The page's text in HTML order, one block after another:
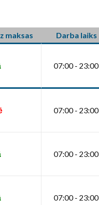
maksas Darba laiks
07:00 - 23:00
07:00 - 23:00
07:00 - 23:00
07:00 - 23:00